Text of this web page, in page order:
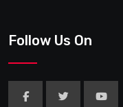
Follow Us On